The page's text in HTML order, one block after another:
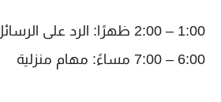
1:00 – 2:00 ظهرًا: الرد على الرسائل
6:00 – 7:00 مساءً: مهام منزلية